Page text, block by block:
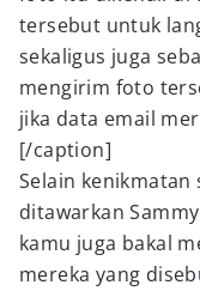
tersebut untuk
sekaligus juga
mengirim foto
jika data email
[/caption]
Selain
ditawarkan
kamu juga bakal
mereka yang